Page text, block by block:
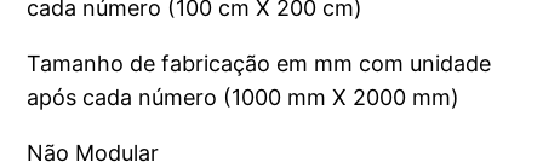
cada número (100 cm X 200 cm)
Tamanho de fabricação em mm com unidade
após cada número (1000 mm X 2000 mm)
Não Modular